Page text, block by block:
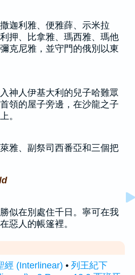
迦利雅、便雅薛、示米拉
押、比拿雅、瑪西雅、瑪他
克尼雅，並守門的俄別以東
神人伊基大利的兒子哈難眾
領的屋子旁邊，在沙龍之子
。
雅、副祭司西番亞和三個把
似在別處住千日。寧可在我
惡人的帳篷裡。
經 (Interlinear) • 列王紀下